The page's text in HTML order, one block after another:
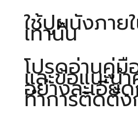
ใช้ปูผนังภาย
เท่านั้น
โปรดอ่านคู่มื
และข้อแนะน
อย่างละเอีย
ทำการติดตั้ง